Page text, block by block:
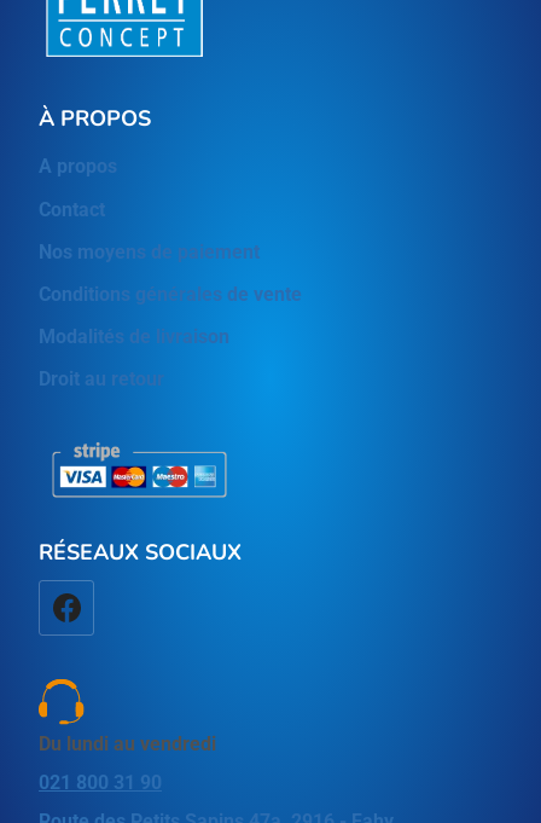
À PROPOS
A propos
Contact
Nos moyens de paiement
Conditions générales de vente
Modalités de livraison
Droit au retour
RÉSEAUX SOCIAUX
Du lundi au vendredi
021 800 31 90